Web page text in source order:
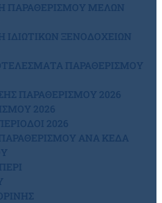
ΠΑΡΑΘΕΡΙΣΜΟΥ ΜΕΛΩΝ
ΙΔΙΩΤΙΚΩΝ ΞΕΝΟΔΟΧΕΙΩΝ
ΠΑΡΑΘΕΡΙΣΜΟΥ
ΠΑΡΑΘΕΡΙΣΜΟΥ 2026
2026
2026
ΑΝΑ ΚΕΔΑ